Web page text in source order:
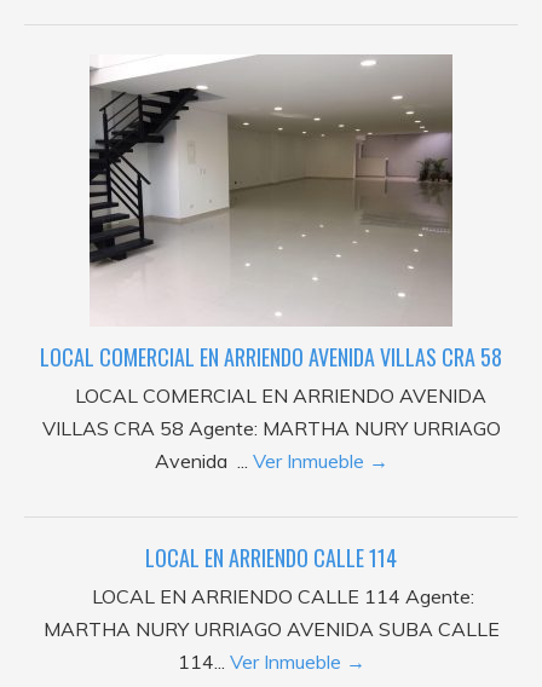
LOCAL COMERCIAL EN ARRIENDO AVENIDA VILLAS CRA 58
LOCAL COMERCIAL EN ARRIENDO AVENIDA
VILLAS CRA 58 Agente: MARTHA NURY URRIAGO
Avenida ... Ver Inmueble →
LOCAL EN ARRIENDO CALLE 114
LOCAL EN ARRIENDO CALLE 114 Agente:
MARTHA NURY URRIAGO AVENIDA SUBA CALLE
114... Ver Inmueble →